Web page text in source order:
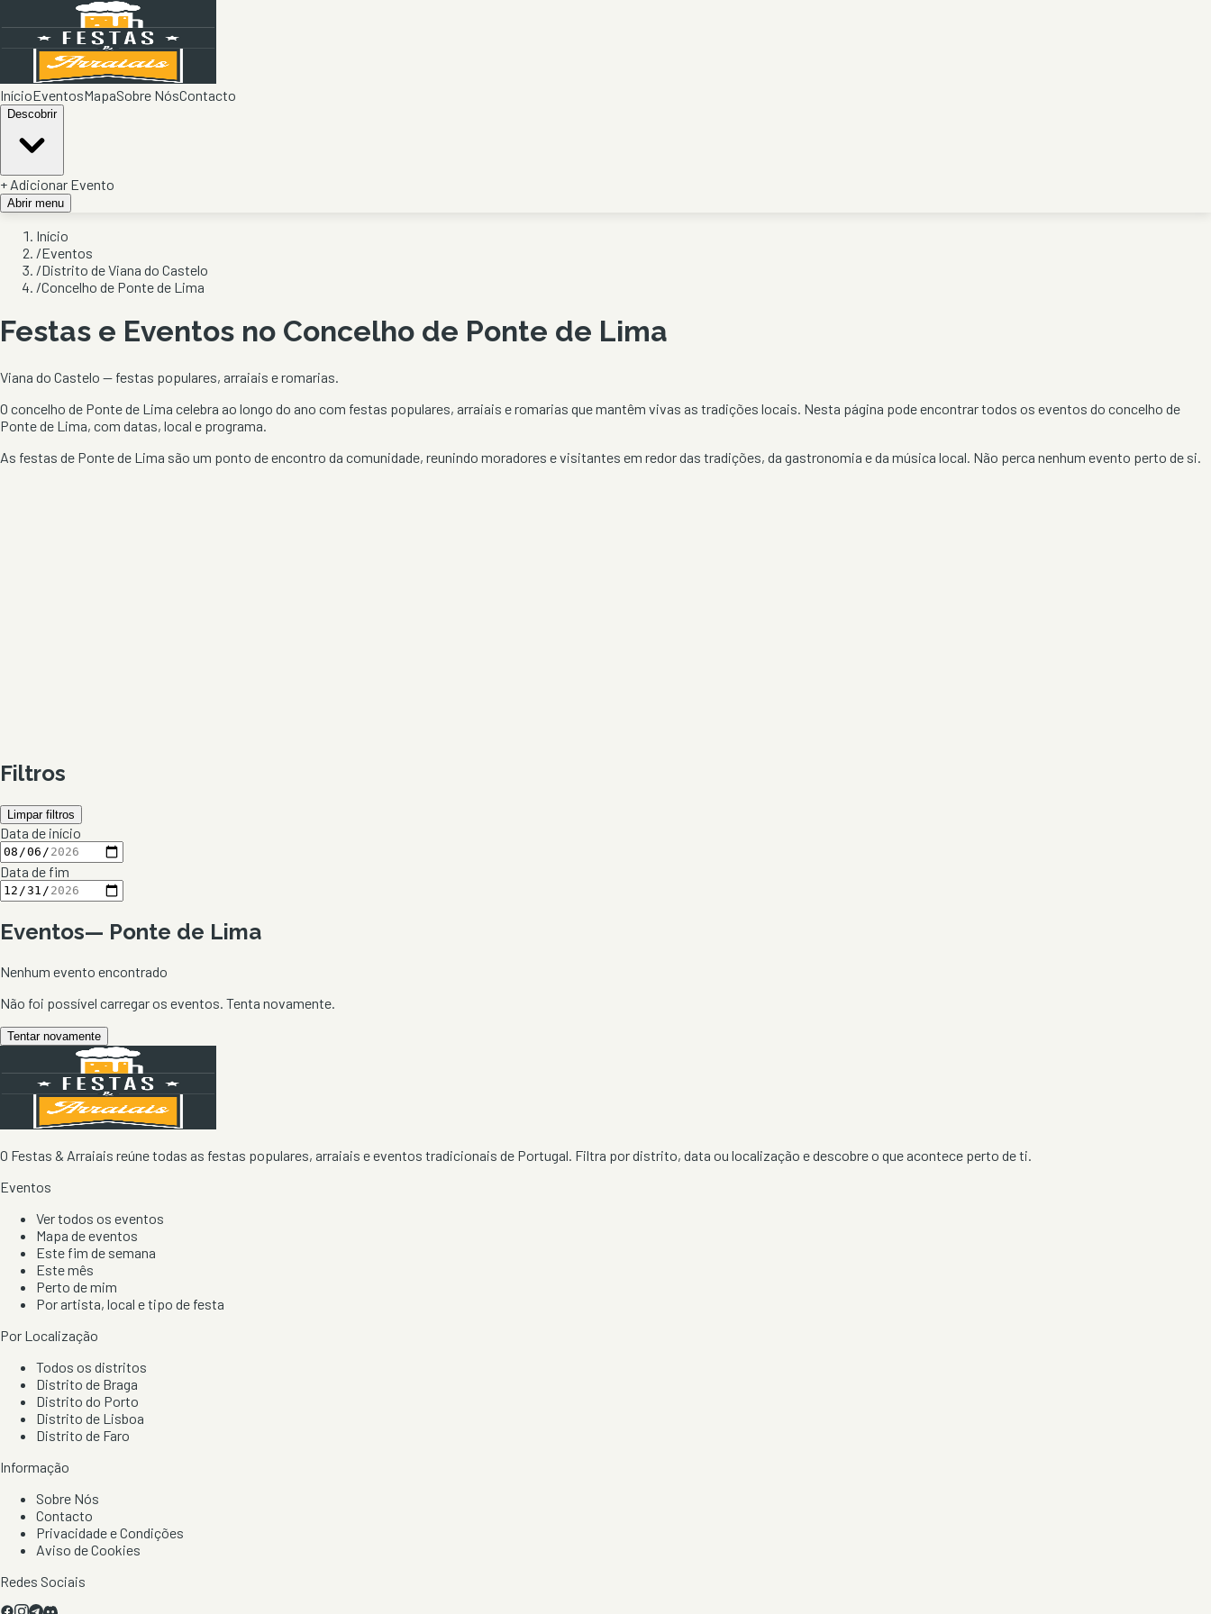
InícioEventosMapaSobre NósContacto
Descobrir
+ Adicionar Evento
Abrir menu
Início
/Eventos
/Distrito de Viana do Castelo
/Concelho de Ponte de Lima
Festas e Eventos no Concelho de Ponte de Lima
Viana do Castelo — festas populares, arraiais e romarias.
O concelho de Ponte de Lima celebra ao longo do ano com festas populares, arraiais e romarias que mantêm vivas as tradições locais. Nesta página pode encontrar todos os eventos do concelho de
Ponte de Lima, com datas, local e programa.
As festas de Ponte de Lima são um ponto de encontro da comunidade, reunindo moradores e visitantes em redor das tradições, da gastronomia e da música local. Não perca nenhum evento perto de si.
Filtros
Limpar filtros
Data de início
Data de fim
Eventos— Ponte de Lima
Nenhum evento encontrado
Não foi possível carregar os eventos. Tenta novamente.
Tentar novamente
O Festas & Arraiais reúne todas as festas populares, arraiais e eventos tradicionais de Portugal. Filtra por distrito, data ou localização e descobre o que acontece perto de ti.
Eventos
Ver todos os eventos
Mapa de eventos
Este fim de semana
Este mês
Perto de mim
Por artista, local e tipo de festa
Por Localização
Todos os distritos
Distrito de Braga
Distrito do Porto
Distrito de Lisboa
Distrito de Faro
Informação
Sobre Nós
Contacto
Privacidade e Condições
Aviso de Cookies
Redes Sociais